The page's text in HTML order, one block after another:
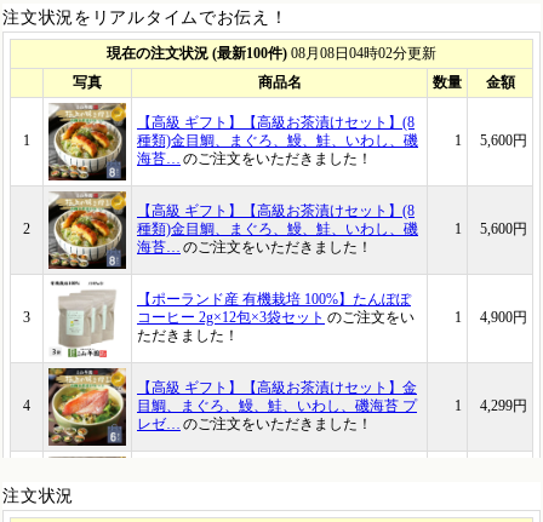
注文状況をリアルタイムでお伝え！
注文状況